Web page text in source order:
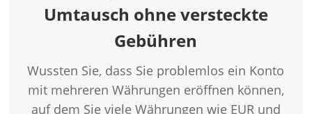
Umtausch ohne versteckte
Gebühren
Wussten Sie, dass Sie problemlos ein Konto
mit mehreren Währungen eröffnen können,
auf dem Sie viele Währungen wie EUR und